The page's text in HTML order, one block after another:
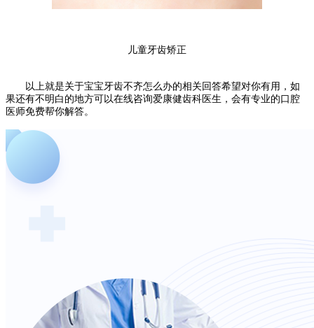
儿童牙齿矫正
以上就是关于宝宝牙齿不齐怎么办的相关回答希望对你有用，如
果还有不明白的地方可以在线咨询爱康健齿科医生，会有专业的口腔
医师免费帮你解答。